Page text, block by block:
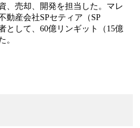
、売却、開発を担当した。マレ
動産会社SPセティア（SP
として、60億リンギット（15億
。